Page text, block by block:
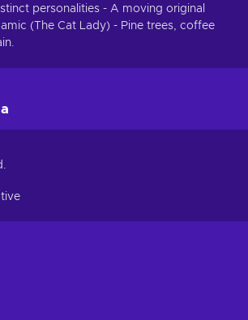
personalities - A moving original
(The Cat Lady) - Pine trees, coffee